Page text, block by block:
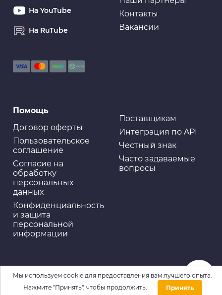
Присадки и модификаторы
Быстрый старт 520 мл 3ton TC-527
Присадки и модификаторы
Присадка в масло RINKAI Антидым, банка. 443мл
(1/24)
Контакты
Вакансии
Помощь
Договор оферты
Пользовательское
соглашение
Cогласие на
обработку
персональных
данных
Конфиденциальность
и защита
персональной
информации
Поставщикам
Интеграция по API
Честный знак
Часто задаваемые
вопросы
На YouTube
На RuTube
Домой Каталог Войти
Мы используем cookie для предоставления вам лучшего опыта.
Нажмите "Принять", чтобы продолжить.
Принять